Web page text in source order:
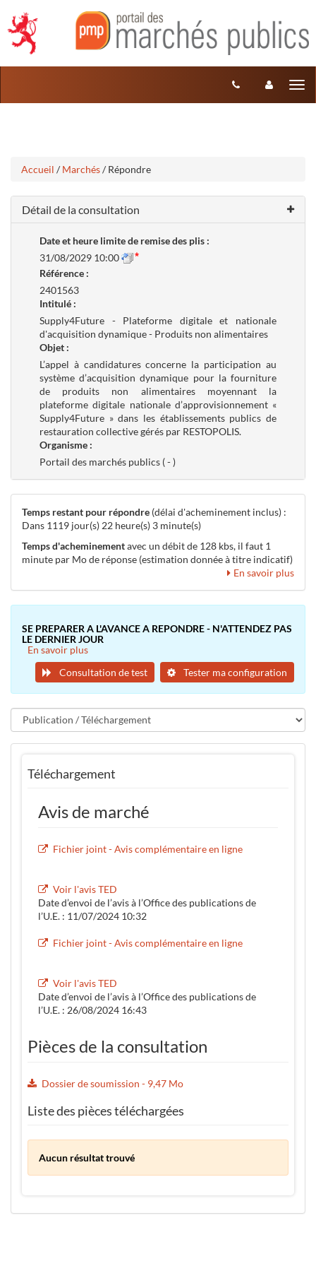
contenu
Accueil / Marchés/ Répondre
Détail de la consultation
Date et heure limite de remise des plis :
31/08/2029 10:00
Référence :
2401563
Intitulé :
Supply4Future - Plateforme digitale et nationale
d'acquisition dynamique - Produits non alimentaires
Objet :
L’appel à candidatures concerne la participation au
système d’acquisition dynamique pour la fourniture
de produits non alimentaires moyennant la
plateforme digitale nationale d’approvisionnement «
Supply4Future » dans les établissements publics de
restauration collective gérés par RESTOPOLIS.
Organisme :
Portail des marchés publics ( - )
Temps restant pour répondre (délai d'acheminement inclus) :
Dans 1119 jour(s) 22 heure(s) 3 minute(s)
Temps d'acheminementavec un débit de 128 kbs, il faut 1
minute par Mo de réponse (estimation donnée à titre indicatif)
En savoir plus
SE PREPARER A L'AVANCE A REPONDRE - N'ATTENDEZ PAS
LE DERNIER JOUR
En savoir plus
Tester ma configuration
Consultation de test
Téléchargement
Avis de marché
Fichier joint - Avis complémentaire en ligne
Voir l'avis TED
Date d’envoi de l’avis à l’Office des publications de
l’U.E. : 11/07/2024 10:32
Fichier joint - Avis complémentaire en ligne
Voir l'avis TED
Date d’envoi de l’avis à l’Office des publications de
l’U.E. : 26/08/2024 16:43
Pièces de la consultation
Dossier de soumission - 9,47 Mo
Liste des pièces téléchargées
Aucun résultat trouvé